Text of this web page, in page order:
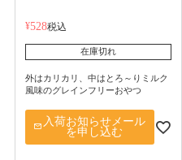
¥528税込
在庫切れ
外はカリカリ、中はとろ～りミルク
風味のグレインフリーおやつ
入荷お知らせメール
を申し込む